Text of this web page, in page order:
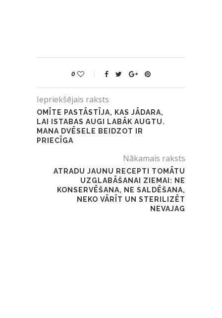
0
Iepriekšējais raksts
OMĪTE PASTĀSTĪJA, KAS JĀDARA,
LAI ISTABAS AUGI LABĀK AUGTU.
MANA DVĒSELE BEIDZOT IR
PRIECĪGA
Nākamais raksts
ATRADU JAUNU RECEPTI TOMĀTU
UZGLABĀŠANAI ZIEMAI: NE
KONSERVĒŠANA, NE SALDĒŠANA,
NEKO VĀRĪT UN STERILIZĒT
NEVAJAG